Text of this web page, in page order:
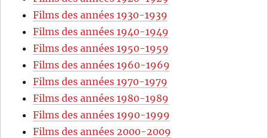
Films des années 1930-1939
Films des années 1940-1949
Films des années 1950-1959
Films des années 1960-1969
Films des années 1970-1979
Films des années 1980-1989
Films des années 1990-1999
Films des années 2000-2009